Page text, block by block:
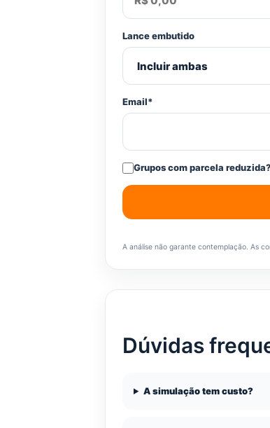
Lance embutido
Email*
Grupos com parcela reduzida?
A análise não garante contemplação. As
Dúvidas
A simulação tem custo?